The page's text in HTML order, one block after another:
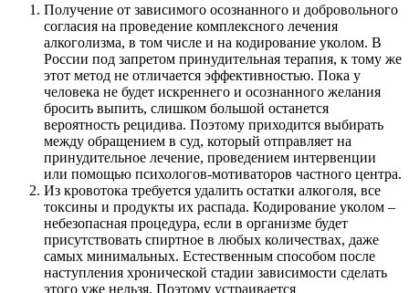
Получение от зависимого осознанного и добровольного
согласия на проведение комплексного лечения
алкоголизма, в том числе и на кодирование уколом. В
России под запретом принудительная терапия, к тому же
этот метод не отличается эффективностью. Пока у
человека не будет искреннего и осознанного желания
бросить выпить, слишком большой останется
вероятность рецидива. Поэтому приходится выбирать
между обращением в суд, который отправляет на
принудительное лечение, проведением интервенции
или помощью психологов-мотиваторов частного центра.
Из кровотока требуется удалить остатки алкоголя, все
токсины и продукты их распада. Кодирование уколом –
небезопасная процедура, если в организме будет
присутствовать спиртное в любых количествах, даже
самых минимальных. Естественным способом после
наступления хронической стадии зависимости сделать
этого уже нельзя. Поэтому устраивается